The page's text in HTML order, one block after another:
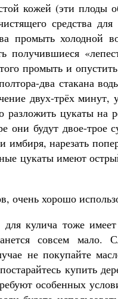
кожей (эти плоды
средства
промыть холодной
получившиеся
промыть и
два стакана
двух-трёх минут,
разложить цукаты
они будут двое-трое
имбиря, нарезать
цукаты имеют
очень хорошо
кулича тоже
совсем мало.
не покупайте
купить
особенных